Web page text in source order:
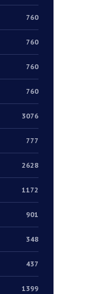
760
760
760
760
3076
777
2628
1172
901
348
437
1399